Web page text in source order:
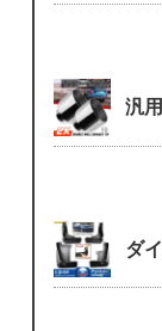
汎
ダ